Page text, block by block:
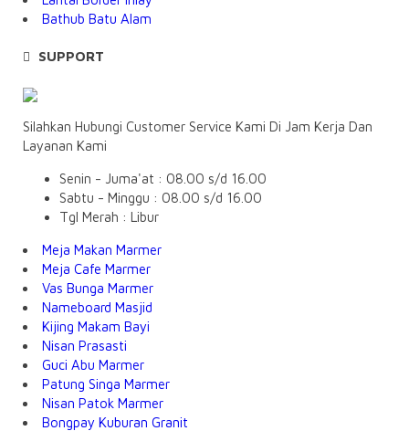
Bathub Batu Alam
SUPPORT
Silahkan Hubungi Customer Service Kami Di Jam Kerja Dan
Layanan Kami
Senin - Juma'at : 08.00 s/d 16.00
Sabtu - Minggu : 08.00 s/d 16.00
Tgl Merah : Libur
Meja Makan Marmer
Meja Cafe Marmer
Vas Bunga Marmer
Nameboard Masjid
Kijing Makam Bayi
Nisan Prasasti
Guci Abu Marmer
Patung Singa Marmer
Nisan Patok Marmer
Bongpay Kuburan Granit